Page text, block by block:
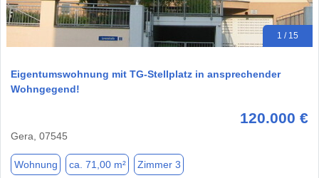
1 / 15
Eigentumswohnung mit TG-Stellplatz in ansprechender
Wohngegend!
120.000 €
Gera, 07545
Wohnung ca. 71,00 m² Zimmer 3